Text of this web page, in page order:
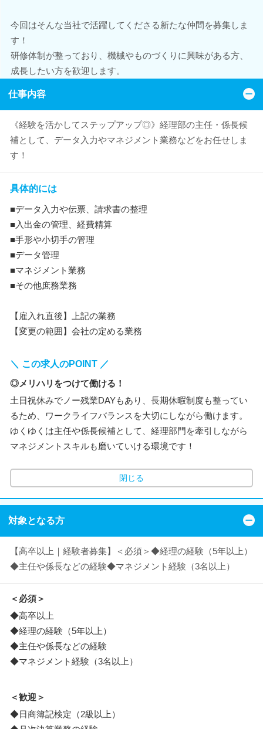
今回はそんな当社で活躍してくださる新たな仲間を募集しま
す！
研修体制が整っており、機械やものづくりに興味がある方、
成長したい方を歓迎します。
仕事内容
《経験を活かしてステップアップ◎》経理部の主任・係長候
補として、データ入力やマネジメント業務などをお任せしま
す！
具体的には
■データ入力や伝票、請求書の整理
■入出金の管理、経費精算
■手形や小切手の管理
■データ管理
■マネジメント業務
■その他庶務業務
【雇入れ直後】上記の業務
【変更の範囲】会社の定める業務
＼ この求人のPOINT ／
◎メリハリをつけて働ける！
土日祝休みでノー残業DAYもあり、長期休暇制度も整ってい
るため、ワークライフバランスを大切にしながら働けます。
ゆくゆくは主任や係長候補として、経理部門を牽引しながら
マネジメントスキルも磨いていける環境です！
閉じる
対象となる方
【高卒以上｜経験者募集】＜必須＞◆経理の経験（5年以上）
◆主任や係長などの経験◆マネジメント経験（3名以上）
＜必須＞
◆高卒以上
◆経理の経験（5年以上）
◆主任や係長などの経験
◆マネジメント経験（3名以上）
＜歓迎＞
◆日商簿記検定（2級以上）